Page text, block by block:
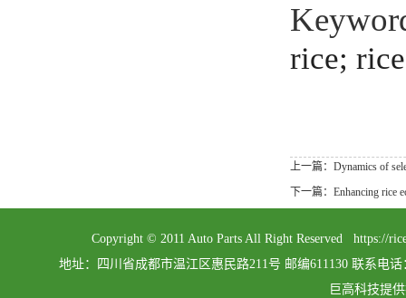
rice;
上一篇：Dynamics of
下一篇：Enhancing rice
Copyright © 2011 Auto Parts All Right Reserved
地址：四川省成都市温江区惠民路211号 邮编611130 联系电话
巨高科技提